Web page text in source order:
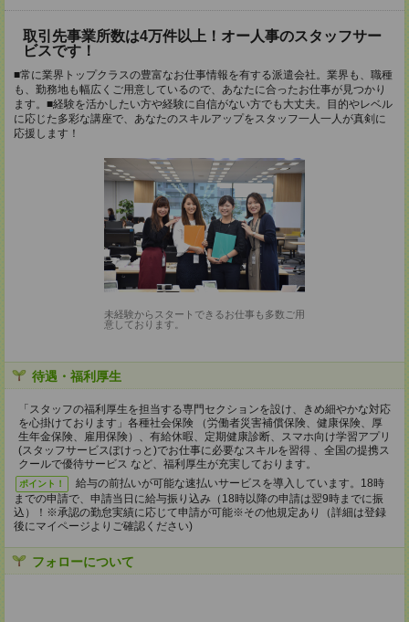
取引先事業所数は4万件以上！オー人事のスタッフサー
ビスです！
■常に業界トップクラスの豊富なお仕事情報を有する派遣会社。業界も、職種
も、勤務地も幅広くご用意しているので、あなたに合ったお仕事が見つかり
ます。■経験を活かしたい方や経験に自信がない方でも大丈夫。目的やレベル
に応じた多彩な講座で、あなたのスキルアップをスタッフ一人一人が真剣に
応援します！
未経験からスタートできるお仕事も多数ご用
意しております。
待遇・福利厚生
「スタッフの福利厚生を担当する専門セクションを設け、きめ細やかな対応
を心掛けております」各種社会保険 （労働者災害補償保険、健康保険、厚
生年金保険、雇用保険）、有給休暇、定期健康診断、スマホ向け学習アプリ
(スタッフサービスぽけっと)でお仕事に必要なスキルを習得 、全国の提携ス
クールで優待サービス など、福利厚生が充実しております。
ポイント！
給与の前払いが可能な速払いサービスを導入しています。18時
までの申請で、申請当日に給与振り込み（18時以降の申請は翌9時までに振
込）！※承認の勤怠実績に応じて申請が可能※その他規定あり（詳細は登録
後にマイページよりご確認ください)
フォローについて